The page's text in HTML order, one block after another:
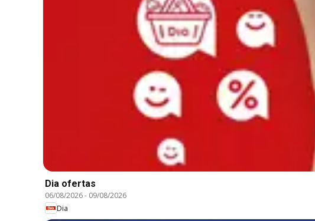
Dia ofertas
06/08/2026- 09/08/2026
Dia